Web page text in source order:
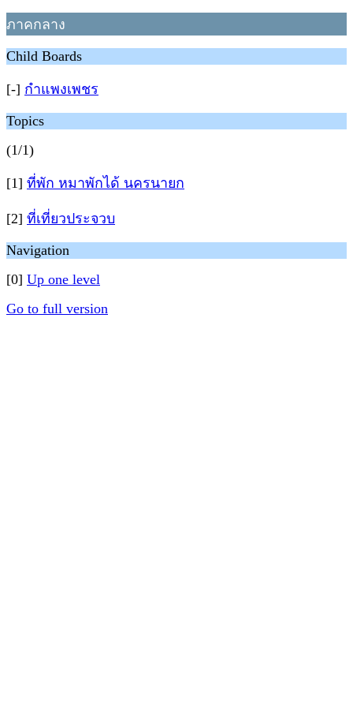
ภาคกลาง
Child Boards
[-] กำแพงเพชร
Topics
(1/1)
[1] ที่พัก หมาพักได้ นครนายก
[2] ที่เที่ยวประจวบ
Navigation
[0] Up one level
Go to full version